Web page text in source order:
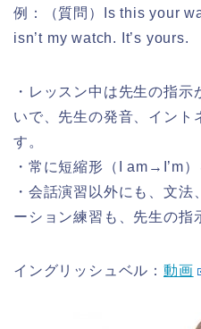
例：（質問）Is this your
isn’t my watch. It’s yours.
・レッスン中は先生の指
いで、先生の発音、イント
す。
・常に短縮形（I am→I’m）
・会話演習以外にも、文
ーション練習も、先生の指
イングリッシュベル：動画